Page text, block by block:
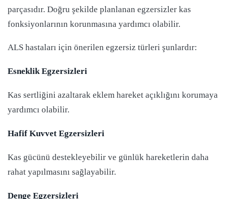
parçasıdır. Doğru şekilde planlanan egzersizler kas
fonksiyonlarının korunmasına yardımcı olabilir.
ALS hastaları için önerilen egzersiz türleri şunlardır:
Esneklik Egzersizleri
Kas sertliğini azaltarak eklem hareket açıklığını korumaya
yardımcı olabilir.
Hafif Kuvvet Egzersizleri
Kas gücünü destekleyebilir ve günlük hareketlerin daha
rahat yapılmasını sağlayabilir.
Denge Egzersizleri